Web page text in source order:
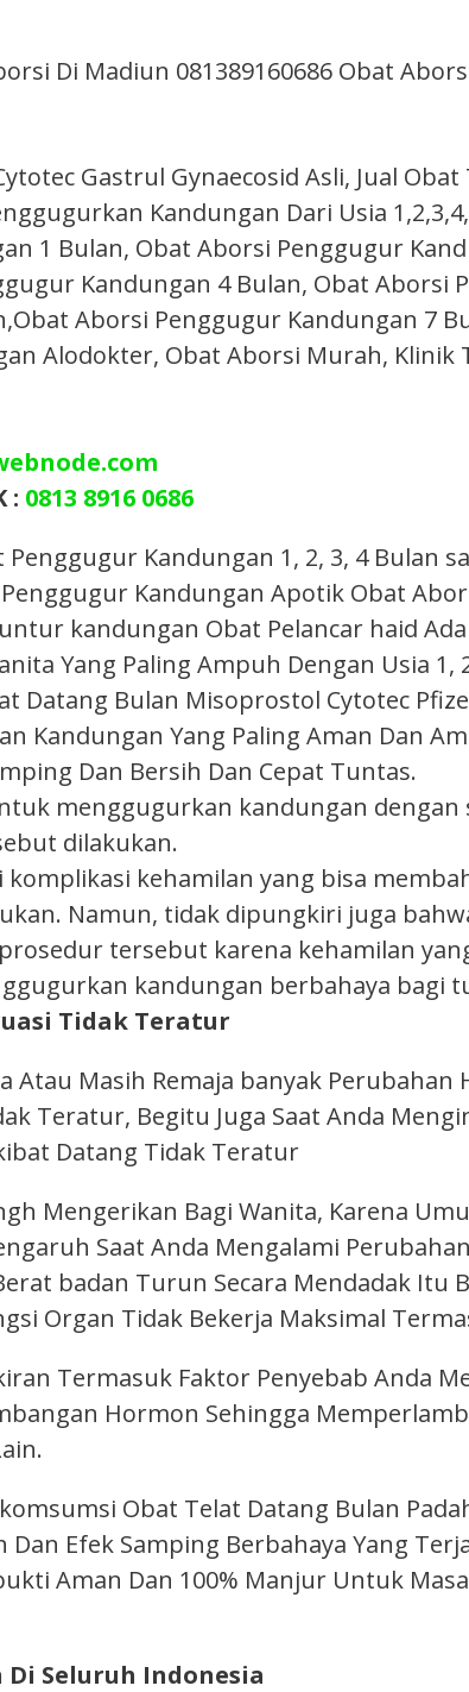
Di Madiun 081389160686 Obat
Gastrul Gynaecosid Asli, Jual
Kandungan Dari Usia
1 Bulan, Obat Aborsi Penggugur
Kandungan 4 Bulan, Obat Aborsi
Aborsi Penggugur Kandungan 7
Alodokter, Obat Aborsi Murah, Klinik
: 0813 8916 0686
Kandungan 1, 2, 3, 4 Bulan
Kandungan Apotik Obat
kandungan Obat Pelancar haid
Yang Paling Ampuh Dengan Usia 1,
Datang Bulan Misoprostol Cytotec
Yang Paling Aman Dan
Dan Bersih Dan Cepat Tuntas.
menggugurkan kandungan dengan
dilakukan.
kehamilan yang bisa
Namun, tidak dipungkiri juga
tersebut karena kehamilan
kandungan berbahaya bagi
Tidak Teratur
Atau Masih Remaja banyak
Teratur, Begitu Juga Saat Anda
Datang Tidak Teratur
Mengerikan Bagi Wanita, Karena
Saat Anda Mengalami
badan Turun Secara Mendadak
Organ Tidak Bekerja Maksimal
Termasuk Faktor Penyebab Anda
Hormon Sehingga
Obat Telat Datang Bulan
Dan Efek Samping Berbahaya Yang
Aman Dan 100% Manjur Untuk
Seluruh Indonesia